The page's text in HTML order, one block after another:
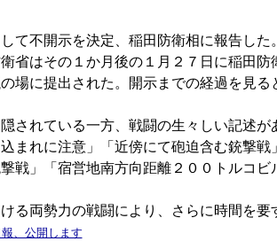
不開示を決定、稲田防衛相に報告した
省はその１か月後の１月２７日に稲田
場に提出された。開示までの経過を見
れている一方、戦闘の生々しい記述が
まれに注意」「近傍にて砲迫含む銃撃
戦」「宿営地南方向距離２００トルコ
両勢力の戦闘により、さらに時間を要
、公開します